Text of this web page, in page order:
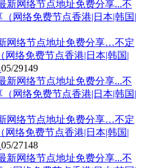
新网络节点地址免费分享…不定
络免费节点香港|日本|韩国|
05/29149
新网络节点地址免费分享…不定
络免费节点香港|日本|韩国|
05/27148